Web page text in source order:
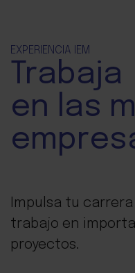
EXPERIENCIA IEM
Trabaja
en las
Impulsa tu
trabajo en
proyectos.